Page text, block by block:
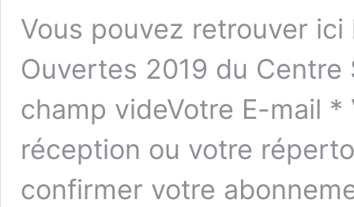
Vous pouvez retrouver
Ouvertes 2019 du Centre
champ videVotre E-mail
réception ou votre
confirmer votre